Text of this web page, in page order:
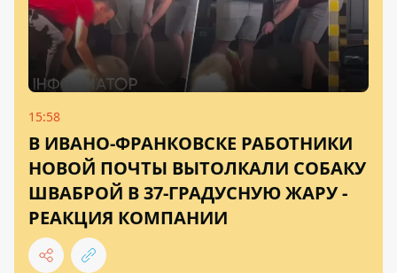
15:58
В ИВАНО-ФРАНКОВСКЕ РАБОТНИКИ
НОВОЙ ПОЧТЫ ВЫТОЛКАЛИ СОБАКУ
ШВАБРОЙ В 37-ГРАДУСНУЮ ЖАРУ -
РЕАКЦИЯ КОМПАНИИ